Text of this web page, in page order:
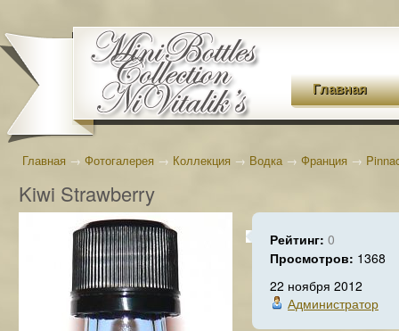
Главная
Главная → Фотогалерея → Коллекция → Водка→ Франция →
Kiwi Strawberry
Рейтинг: 0
Просмотров: 1368
22 ноября 2012
Администратор